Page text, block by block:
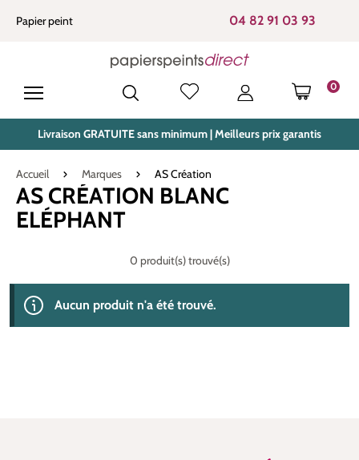
principal
Papier peint 04 82 91 03 93
0
LE
Livraison GRATUITE sans minimum | Meilleurs prix garantis
Accueil Marques AS Création
AS CRÉATION BLANC
ELÉPHANT
0 produit(s) trouvé(s)
Aucun produit n'a été trouvé.